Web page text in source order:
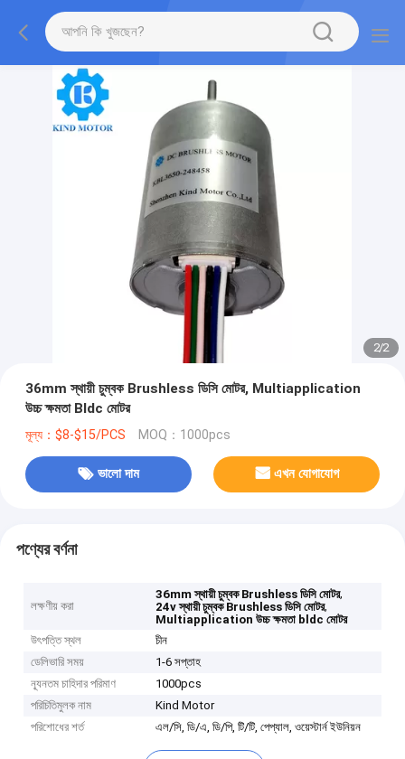
2/2
36mm স্থায়ী চুম্বক Brushless ডিসি মোটর, Multiapplication
উচ্চ ক্ষমতা Bldc মোটর
মূল্য：$8-$15/PCS MOQ：1000pcs
ভালো দাম এখন যোগাযোগ
পণ্যের বর্ণনা
লক্ষণীয় করা
36mm স্থায়ী চুম্বক Brushless ডিসি মোটর,
24v স্থায়ী চুম্বক Brushless ডিসি মোটর,
Multiapplication উচ্চ ক্ষমতা bldc মোটর
উৎপত্তি স্থল
চীন
ডেলিভারি সময়
1-6 সপ্তাহ
ন্যূনতম চাহিদার পরিমাণ
1000pcs
পরিচিতিমুলক নাম
Kind Motor
পরিশোধের শর্ত
এল/সি, ডি/এ, ডি/পি, টি/টি, পেপ্যাল, ওয়েস্টার্ন ইউনিয়ন